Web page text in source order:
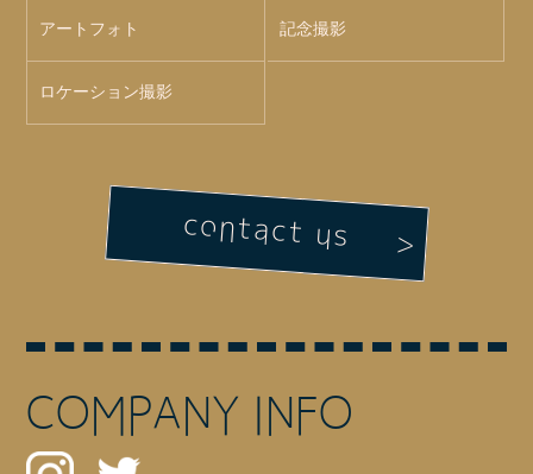
アートフォト 記念撮影
ロケーション撮影
contact us
COMPANY INFO